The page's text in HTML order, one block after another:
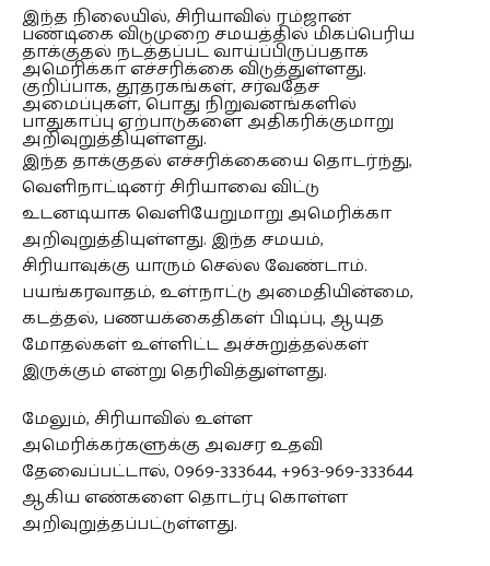
இந்த நிலையில், சிரியாவில் ரம்ஜான்
பண்டிகை விடுமுறை சமயத்தில் மிகப்பெரிய
தாக்குதல் நடத்தப்பட வாய்ப்பிருப்பதாக
அமெரிக்கா எச்சரிக்கை விடுத்துள்ளது.
குறிப்பாக, தூதரகங்கள், சர்வதேச
அமைப்புகள், பொது நிறுவனங்களில்
பாதுகாப்பு ஏற்பாடுகளை அதிகரிக்குமாறு
அறிவுறுத்தியுள்ளது.
இந்த தாக்குதல் எச்சரிக்கையை தொடர்ந்து,
வெளிநாட்டினர் சிரியாவை விட்டு
உடனடியாக வெளியேறுமாறு அமெரிக்கா
அறிவுறுத்தியுள்ளது. இந்த சமயம்,
சிரியாவுக்கு யாரும் செல்ல வேண்டாம்.
பயங்கரவாதம், உள்நாட்டு அமைதியின்மை,
கடத்தல், பணயக்கைதிகள் பிடிப்பு, ஆயுத
மோதல்கள் உள்ளிட்ட அச்சுறுத்தல்கள்
இருக்கும் என்று தெரிவித்துள்ளது.
மேலும், சிரியாவில் உள்ள
அமெரிக்கர்களுக்கு அவசர உதவி
தேவைப்பட்டால், 0969-333644, +963-969-333644
ஆகிய எண்களை தொடர்பு கொள்ள
அறிவுறுத்தப்பட்டுள்ளது.